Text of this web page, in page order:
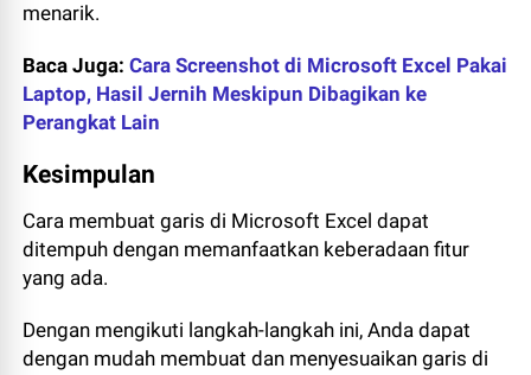
menarik.
Baca Juga:Cara Screenshot di Microsoft Excel Pakai
Laptop, Hasil Jernih Meskipun Dibagikan ke
Perangkat Lain
Kesimpulan
Cara membuat garis di Microsoft Excel dapat
ditempuh dengan memanfaatkan keberadaan fitur
yang ada.
Dengan mengikuti langkah-langkah ini, Anda dapat
dengan mudah membuat dan menyesuaikan garis di